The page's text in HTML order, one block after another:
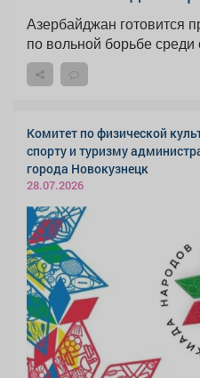
Азербайджан готовится
по вольной борьбе среди
Комитет по физической
спорту и туризму
города Новокузнецк
28.07.2026